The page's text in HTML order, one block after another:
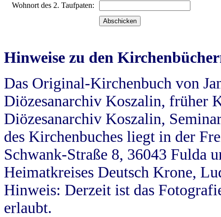
Wohnort des 2. Taufpaten:
Hinweise zu den
Das Original-Kirchenbuch von
Diözesanarchiv Koszalin, früher
Diözesanarchiv Koszalin,
des Kirchenbuches liegt in der
Schwank-Straße 8, 36043 Fulda
Heimatkreises Deutsch Krone,
Hinweis: Derzeit ist das
erlaubt.